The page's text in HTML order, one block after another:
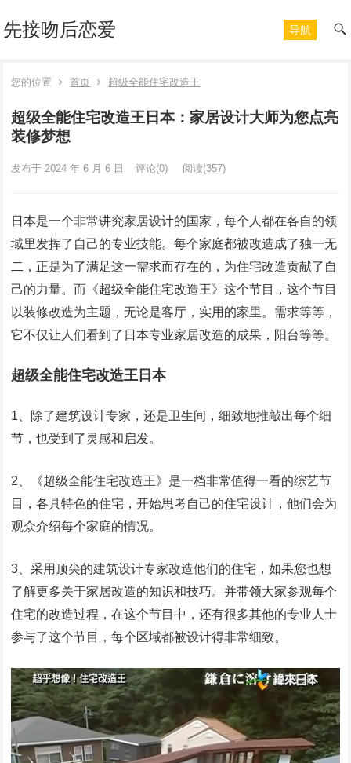
先接吻后恋爱 导航
您的位置 首页 超级全能住宅改造王
超级全能住宅改造王日本：家居设计大师为您点亮
装修梦想
发布于 2024 年 6 月 6 日 评论(0) 阅读(357)
日本是一个非常讲究家居设计的国家，每个人都在各自的领
域里发挥了自己的专业技能。每个家庭都被改造成了独一无
二，正是为了满足这一需求而存在的，为住宅改造贡献了自
己的力量。而《超级全能住宅改造王》这个节目，这个节目
以装修改造为主题，无论是客厅，实用的家里。需求等等，
它不仅让人们看到了日本专业家居改造的成果，阳台等等。
超级全能住宅改造王日本
1、除了建筑设计专家，还是卫生间，细致地推敲出每个细
节，也受到了灵感和启发。
2、《超级全能住宅改造王》是一档非常值得一看的综艺节
目，各具特色的住宅，开始思考自己的住宅设计，他们会为
观众介绍每个家庭的情况。
3、采用顶尖的建筑设计专家改造他们的住宅，如果您也想
了解更多关于家居改造的知识和技巧。并带领大家参观每个
住宅的改造过程，在这个节目中，还有很多其他的专业人士
参与了这个节目，每个区域都被设计得非常细致。